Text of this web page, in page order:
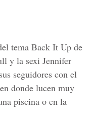
tema Back It Up de
y la sexi Jennifer
seguidores con el
donde lucen muy
piscina o en la